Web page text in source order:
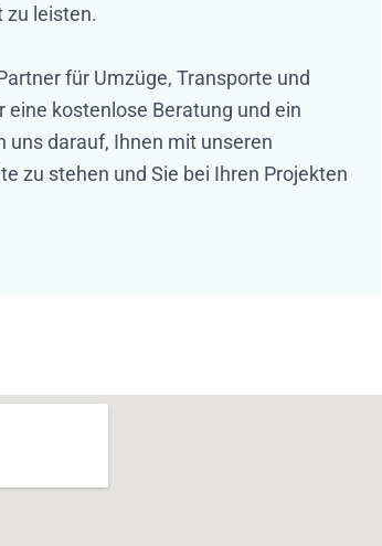
zu leisten.
für Umzüge, Transporte und
kostenlose Beratung und ein
darauf, Ihnen mit unseren
zu stehen und Sie bei Ihren Projekten